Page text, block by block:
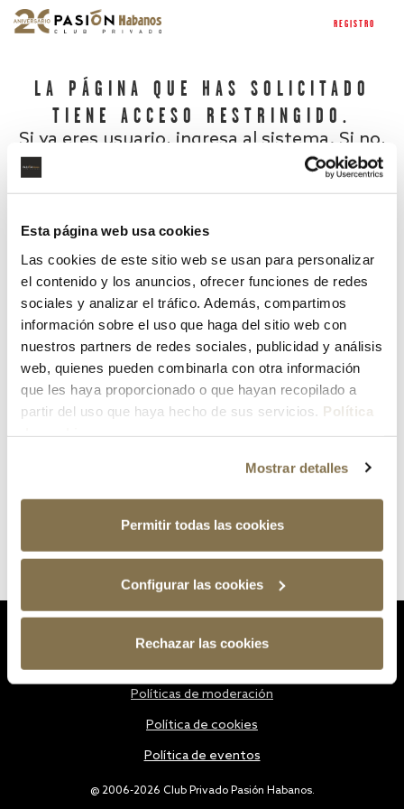
Esta página web usa cookies
Las cookies de este sitio web se usan para personalizar
el contenido y los anuncios, ofrecer funciones de redes
sociales y analizar el tráfico. Además, compartimos
información sobre el uso que haga del sitio web con
nuestros partners de redes sociales, publicidad y análisis
web, quienes pueden combinarla con otra información
que les haya proporcionado o que hayan recopilado a
partir del uso que haya hecho de sus servicios. Política
Mostrar detalles
Permitir todas las cookies
Configurar las cookies
Rechazar las cookies
REGISTRO
LA PÁGINA QUE HAS SOLICITADO
TIENE ACCESO RESTRINGIDO.
Si ya eres usuario, ingresa al sistema. Si no,
¿Has olvidado tu contraseña?
@ 2006-2026 Club Privado Pasión Habanos.
Políticas de moderación
Política de cookies
Política de eventos